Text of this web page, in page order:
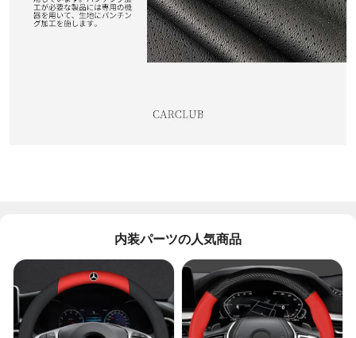
内装パーツの人気商品